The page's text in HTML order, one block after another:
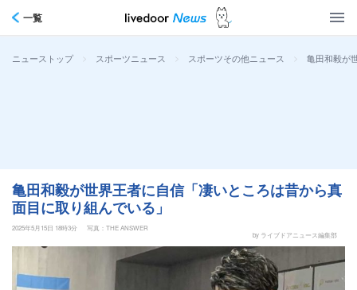
一覧
ニューストップ > スポーツニュース > スポーツその他ニュース > 亀田和毅が
亀田和毅が世界王者に自信「凄いところは昔から真
面目に取り組んでいる」
2025年5月15日 18時3分
写真：THE ANSWER
by ライブドアニュース編集部